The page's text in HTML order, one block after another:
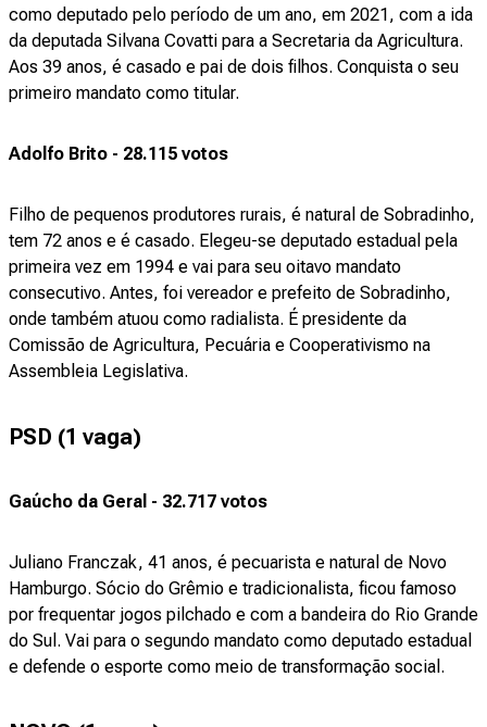
como deputado pelo período de um ano, em 2021, com a ida
da deputada Silvana Covatti para a Secretaria da Agricultura.
Aos 39 anos, é casado e pai de dois filhos. Conquista o seu
primeiro mandato como titular.
Adolfo Brito - 28.115 votos
Filho de pequenos produtores rurais, é natural de Sobradinho,
tem 72 anos e é casado. Elegeu-se deputado estadual pela
primeira vez em 1994 e vai para seu oitavo mandato
consecutivo. Antes, foi vereador e prefeito de Sobradinho,
onde também atuou como radialista. É presidente da
Comissão de Agricultura, Pecuária e Cooperativismo na
Assembleia Legislativa.
PSD (1 vaga)
Gaúcho da Geral - 32.717 votos
Juliano Franczak, 41 anos, é pecuarista e natural de Novo
Hamburgo. Sócio do Grêmio e tradicionalista, ficou famoso
por frequentar jogos pilchado e com a bandeira do Rio Grande
do Sul. Vai para o segundo mandato como deputado estadual
e defende o esporte como meio de transformação social.